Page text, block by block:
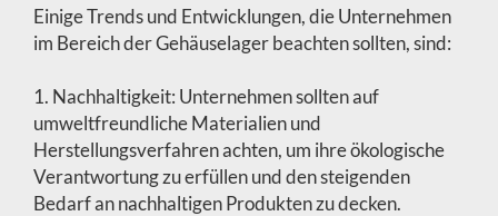
Einige Trends und Entwicklungen, die Unternehmen
im Bereich der Gehäuselager beachten sollten, sind:
1. Nachhaltigkeit: Unternehmen sollten auf
umweltfreundliche Materialien und
Herstellungsverfahren achten, um ihre ökologische
Verantwortung zu erfüllen und den steigenden
Bedarf an nachhaltigen Produkten zu decken.